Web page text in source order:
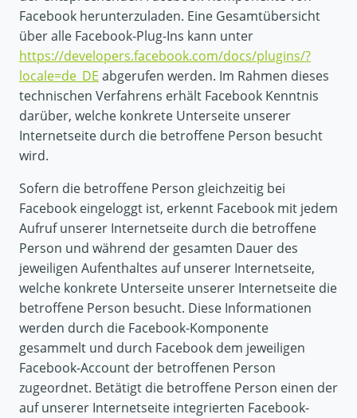
Facebook herunterzuladen. Eine Gesamtübersicht
über alle Facebook-Plug-Ins kann unter
https://developers.facebook.com/docs/plugins/?
locale=de_DE abgerufen werden. Im Rahmen dieses
technischen Verfahrens erhält Facebook Kenntnis
darüber, welche konkrete Unterseite unserer
Internetseite durch die betroffene Person besucht
wird.
Sofern die betroffene Person gleichzeitig bei
Facebook eingeloggt ist, erkennt Facebook mit jedem
Aufruf unserer Internetseite durch die betroffene
Person und während der gesamten Dauer des
jeweiligen Aufenthaltes auf unserer Internetseite,
welche konkrete Unterseite unserer Internetseite die
betroffene Person besucht. Diese Informationen
werden durch die Facebook-Komponente
gesammelt und durch Facebook dem jeweiligen
Facebook-Account der betroffenen Person
zugeordnet. Betätigt die betroffene Person einen der
auf unserer Internetseite integrierten Facebook-